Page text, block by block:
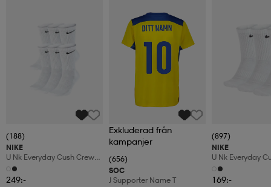
(188)
NIKE
U Nk Everyday Cush Crew
6pr-Bd
249:-
Exkluderad från
kampanjer
(656)
SOC
J Supporter Name T
(897)
NIKE
U Nk Everyday
3pr
169:-